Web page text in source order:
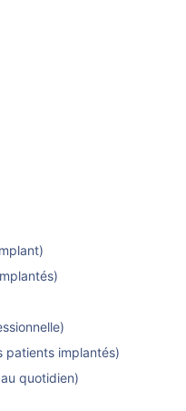
patients implantés)
quotidien)